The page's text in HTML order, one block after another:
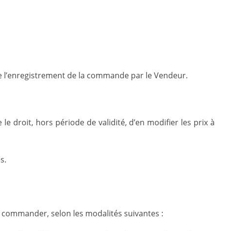
de la commande par le Vendeur.
droit, hors période de validité, d’en modifier les prix à
selon les modalités suivantes :